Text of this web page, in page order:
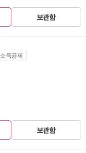
보관함
소득공제
보관함